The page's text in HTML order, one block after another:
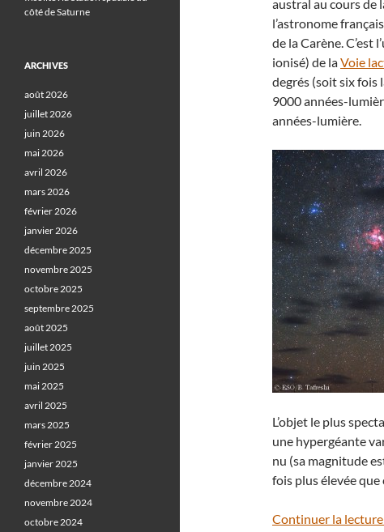
austral au cours de
l’astronome
de la Carène. C’est
ionisé) de laVoie
degrés (soit six fois
9000 années-
années-lumière.
L’objet le plus
une hypergéante
nu (sa magnitude
fois plus élevée que
Continuer la
côté de Saturne
ARCHIVES
août 2026
juillet 2026
juin 2026
mai 2026
avril 2026
mars 2026
février 2026
janvier 2026
décembre 2025
novembre 2025
octobre 2025
septembre 2025
août 2025
juillet 2025
juin 2025
mai 2025
avril 2025
mars 2025
février 2025
janvier 2025
décembre 2024
novembre 2024
octobre 2024